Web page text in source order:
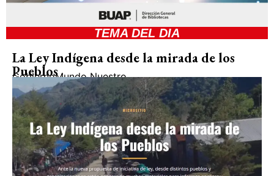
TEMA DEL DIA
La Ley Indígena desde la mirada de los
Pueblos
GobiernoMundo Nuestro